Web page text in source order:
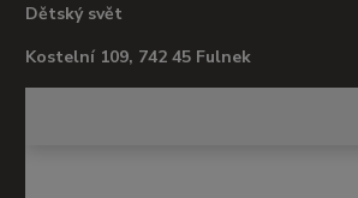
Dětský svět
Kostelní 109, 742 45 Fulnek